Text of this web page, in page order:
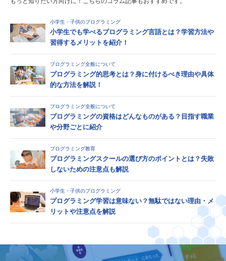
小学生・子供のプログラミング
小学生でも学べるプログラミング言語とは？学習方法や
習得するメリットを紹介！
プログラミング全般について
プログラミング的思考とは？身に付けるべき理由や具体
的な方法を解説！
プログラミング全般について
プログラミングの資格はどんなものがある？目指す職業
や分野ごとに紹介
プログラミング教育
プログラミングスクールの選び方のポイントとは？失敗
しないための注意点も解説
小学生・子供のプログラミング
プログラミング学習は意味ない？無駄ではない理由・メ
リットや注意点を解説